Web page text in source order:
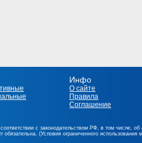
Инфо
О сайте
Правила
Соглашение
с законодательством РФ, в том числе,
(Условия ограниченного использования